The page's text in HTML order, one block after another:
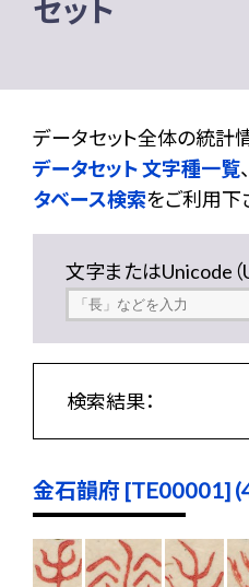
セット
データセット全体の統計
データセット 文字種一覧
タベース検索をご利用下
文字またはUnicode（
検索結果：
金石韻府 [TE00001]